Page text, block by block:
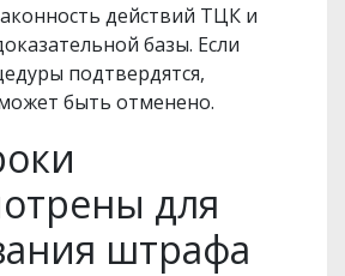
действий ТЦК и
базы. Если
подтвердятся,
быть отменено.
для
штрафа